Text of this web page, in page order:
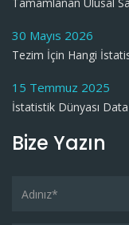
30 Mayıs 2026
Tezim İçin Hangi
15 Temmuz 2025
İstatistik Dünyası
Bize Yazın